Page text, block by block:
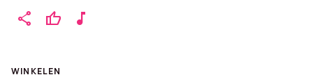
share thumb_up music_note
WINKELEN